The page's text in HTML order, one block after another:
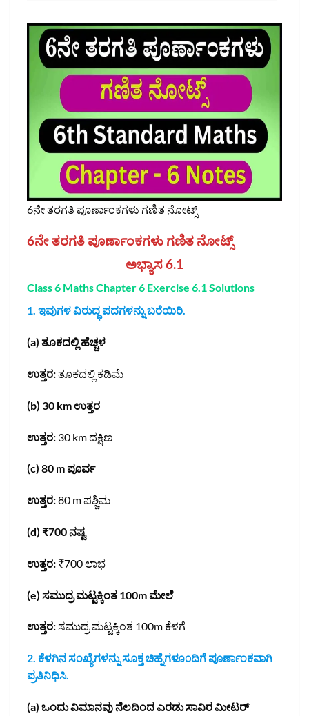
6ನೇ ತರಗತಿ ಪೂರ್ಣಾಂಕಗಳು ಗಣಿತ ನೋಟ್ಸ್‌
6ನೇ ತರಗತಿ ಪೂರ್ಣಾಂಕಗಳು ಗಣಿತ ನೋಟ್ಸ್‌
ಅಭ್ಯಾಸ 6.1
Class 6 Maths Chapter 6 Exercise 6.1 Solutions
1. ಇವುಗಳ ವಿರುದ್ಧ ಪದಗಳನ್ನು ಬರೆಯಿರಿ.
(a) ತೂಕದಲ್ಲಿ ಹೆಚ್ಚಳ
ಉತ್ತರ:ತೂಕದಲ್ಲಿ ಕಡಿಮೆ
(b) 30 km ಉತ್ತರ
ಉತ್ತರ: 30 km ದಕ್ಷಿಣ
(c) 80 m ಪೂರ್ವ
ಉತ್ತರ:80 m ಪಶ್ಚಿಮ
(d) ₹700 ನಷ್ಟ
ಉತ್ತರ: ₹700 ಲಾಭ
(e) ಸಮುದ್ರ ಮಟ್ಟಕ್ಕಿಂತ 100m ಮೇಲೆ
ಉತ್ತರ:ಸಮುದ್ರ ಮಟ್ಟಕ್ಕಿಂತ 100m ಕೆಳಗೆ
2. ಕೆಳಗಿನ ಸಂಖ್ಯೆಗಳನ್ನು ಸೂಕ್ತ ಚಿಹ್ನೆಗಳೂ೦ದಿಗೆ ಪೂರ್ಣಾಂಕವಾಗಿ
ಪ್ರತಿನಿಧಿಸಿ.
(a) ಒಂದು ವಿಮಾನವು ನೆಲದಿಂದ ಎರಡು ಸಾವಿರ ಮೀಟರ್‌